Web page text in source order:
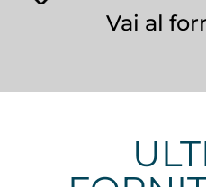
Vai al